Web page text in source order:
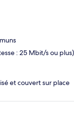
: 25 Mbit/s ou plus)
et couvert sur place